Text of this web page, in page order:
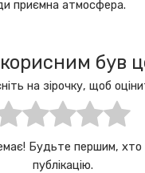
приємна атмосфера.
був
на зірочку, щоб
Будьте першим,
публікацію.